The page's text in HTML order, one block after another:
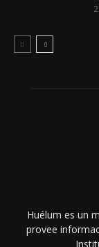
Huélum es un
provee